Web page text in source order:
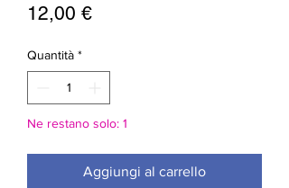
12,00 €Prezzo
Quantità *
Ne restano solo: 1
Aggiungi al carrello